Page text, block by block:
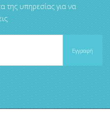
της υπηρεσίας για να